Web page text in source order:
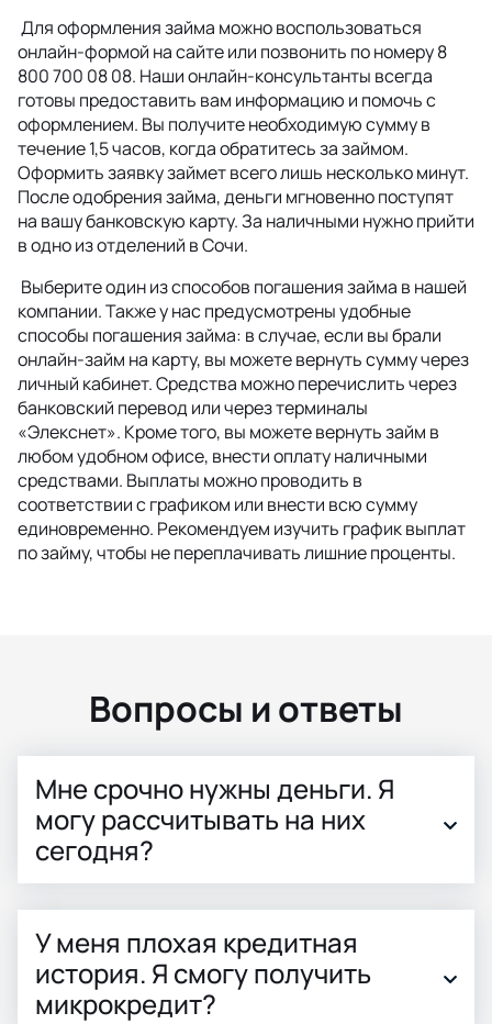
Для оформления займа можно воспользоваться
онлайн-формой на сайте или позвонить по номеру 8
800 700 08 08. Наши онлайн-консультанты всегда
готовы предоставить вам информацию и помочь с
оформлением. Вы получите необходимую сумму в
течение 1,5 часов, когда обратитесь за займом.
Оформить заявку займет всего лишь несколько минут.
После одобрения займа, деньги мгновенно поступят
на вашу банковскую карту. За наличными нужно прийти
в одно из отделений в Сочи.
Выберите один из способов погашения займа в нашей
компании. Также у нас предусмотрены удобные
способы погашения займа: в случае, если вы брали
онлайн-займ на карту, вы можете вернуть сумму через
личный кабинет. Средства можно перечислить через
банковский перевод или через терминалы
«Элекснет». Кроме того, вы можете вернуть займ в
любом удобном офисе, внести оплату наличными
средствами. Выплаты можно проводить в
соответствии с графиком или внести всю сумму
единовременно. Рекомендуем изучить график выплат
по займу, чтобы не переплачивать лишние проценты.
Вопросы и ответы
Мне срочно нужны деньги. Я
могу рассчитывать на них
сегодня?
У меня плохая кредитная
история. Я смогу получить
микрокредит?